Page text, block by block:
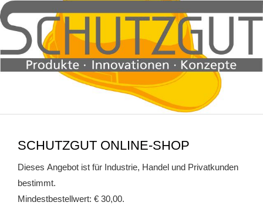
SCHUTZGUT ONLINE-SHOP
Dieses Angebot ist für Industrie, Handel und Privatkunden
bestimmt.
Mindestbestellwert: € 30,00.